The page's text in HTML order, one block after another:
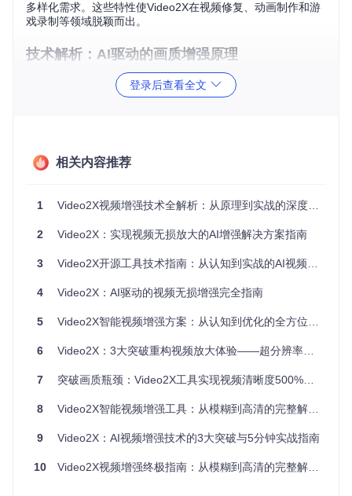
多样化需求。这些特性使Video2X在视频修复、动画制作和游
戏录制等领域脱颖而出。
技术解析：AI驱动的画质增强原理
预处理阶段
采用动态降噪算法去除原始视频中的噪点，为后续增强奠
增强阶段：根据内容特征智能选择增强引擎，包括基于深
算法
在提升分辨率的同时保持自然观感
技术参数对比表
增强算法
适用场
处理速度 画质提升
资源占
实景视
★★★☆
★★★★
★
Anime4K
容
☆
☆
中
RIFE
帧率提
升
★★★☆
☆
★★★★
☆
中高
RealCUGA
细节修
★★☆☆
★★★★
高
登录后查看全文
相关内容推荐
1 Video2X视频增强技术全解析：从原理到实战的深度指南
2 Video2X：实现视频无损放大的AI增强解决方案指南
3 Video2X开源工具技术指南：从认知到实战的AI视频增强解决方案
4 Video2X：AI驱动的视频无损增强完全指南
5 Video2X智能视频增强方案：从认知到优化的全方位技术指南
6 Video2X：3大突破重构视频放大体验——超分辨率技术的终极画质解决方案
7 突破画质瓶颈：Video2X工具实现视频清晰度500%跃升的平民方案
8 Video2X智能视频增强工具：从模糊到高清的完整解决方案
9 Video2X：AI视频增强技术的3大突破与5分钟实战指南
10 Video2X视频增强终极指南：从模糊到高清的完整解决方案